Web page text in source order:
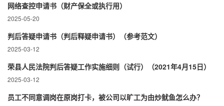
网络查控申请书（财产保全或执行用）
2025-05-20
判后答疑申请书（判后释疑申请书）（参考范文）
2025-03-12
荣县人民法院判后答疑工作实施细则（试行）（2021年4月15日）
2025-03-12
员工不同意调岗在原岗打卡，被公司以旷工为由炒鱿鱼怎么办？